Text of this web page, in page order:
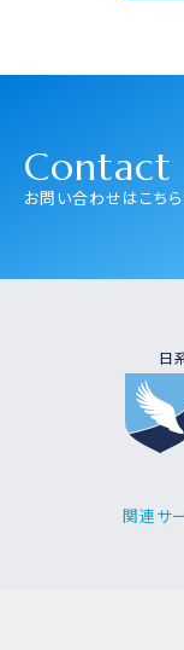
Contact
お問い合わせはこち
日
関連サ